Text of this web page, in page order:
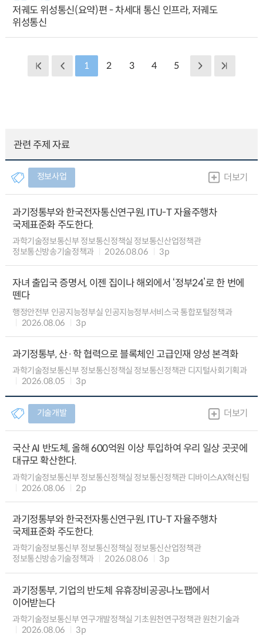
저궤도 위성통신(요약)편 - 차세대 통신 인프라, 저궤도
위성통신
1 2 3 4 5
관련 주제 자료
정보사업 더보기
과기정통부와 한국전자통신연구원, ITU-T 자율주행차
국제표준화 주도한다.
과학기술정보통신부 정보통신정책실 정보통신산업정책관
정보통신방송기술정책과
2026.08.06 3p
자녀 출입국 증명서, 이젠 집이나 해외에서 ‘정부24’로 한 번에
뗀다
행정안전부 인공지능정부실 인공지능정부서비스국 통합포털정책과
2026.08.06
3p
과기정통부, 산·학 협력으로 블록체인 고급인재 양성 본격화
과학기술정보통신부 정보통신정책실 정보통신정책관 디지털사회기획과
2026.08.05
3p
기술개발 더보기
국산 AI 반도체, 올해 600억원 이상 투입하여 우리 일상 곳곳에
대규모 확산한다.
과학기술정보통신부 정보통신정책실 정보통신정책관 디바이스AX혁신팀
2026.08.06
2p
과기정통부와 한국전자통신연구원, ITU-T 자율주행차
국제표준화 주도한다.
과학기술정보통신부 정보통신정책실 정보통신산업정책관
정보통신방송기술정책과
2026.08.06 3p
과기정통부, 기업의 반도체 유휴장비공공나노팹에서
이어받는다
과학기술정보통신부 연구개발정책실 기초원천연구정책관 원천기술과
2026.08.06
3p